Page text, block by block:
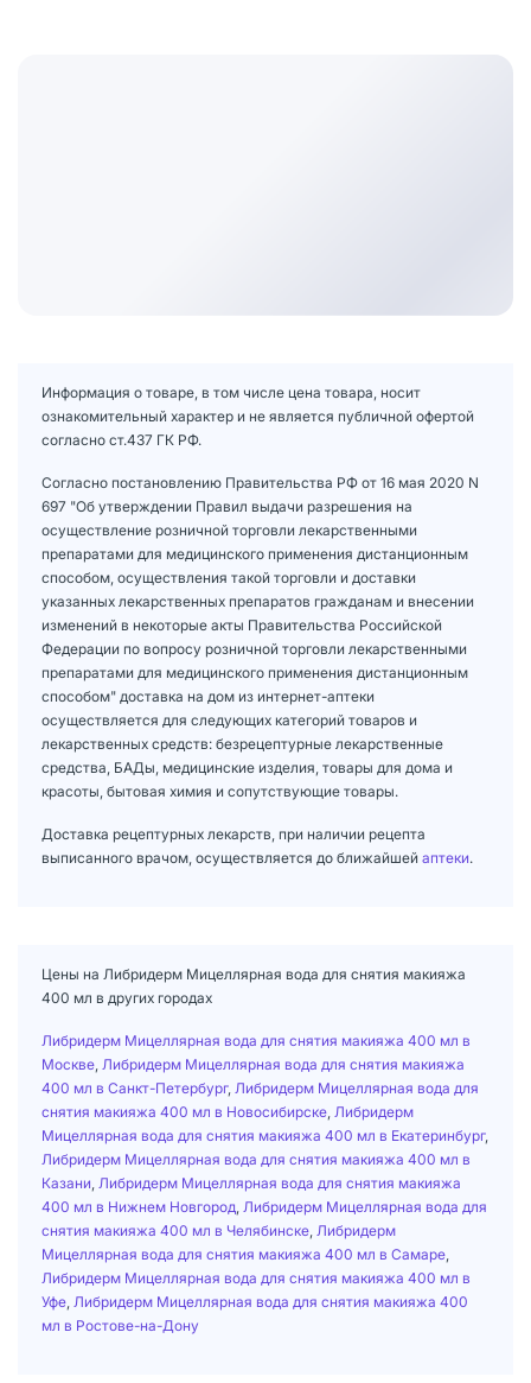
Информация о товаре, в том числе цена товара, носит
ознакомительный характер и не является публичной офертой
согласно ст.437 ГК РФ.
Согласно постановлению Правительства РФ от 16 мая 2020 N
697 "Об утверждении Правил выдачи разрешения на
осуществление розничной торговли лекарственными
препаратами для медицинского применения дистанционным
способом, осуществления такой торговли и доставки
указанных лекарственных препаратов гражданам и внесении
изменений в некоторые акты Правительства Российской
Федерации по вопросу розничной торговли лекарственными
препаратами для медицинского применения дистанционным
способом" доставка на дом из интернет-аптеки
осуществляется для следующих категорий товаров и
лекарственных средств: безрецептурные лекарственные
средства, БАДы, медицинские изделия, товары для дома и
красоты, бытовая химия и сопутствующие товары.
Доставка рецептурных лекарств, при наличии рецепта
выписанного врачом, осуществляется до ближайшей аптеки.
Цены на Либридерм Мицеллярная вода для снятия макияжа
400 мл в других городах
Либридерм Мицеллярная вода для снятия макияжа 400 мл в
Москве Либридерм Мицеллярная вода для снятия макияжа
400 мл в Санкт-Петербург, Либридерм Мицеллярная вода для
снятия макияжа 400 мл в Новосибирске Либридерм
Мицеллярная вода для снятия макияжа 400 мл в Екатеринбург,
Либридерм Мицеллярная вода для снятия макияжа 400 мл в
Казани Либридерм Мицеллярная вода для снятия макияжа
400 мл в Нижнем Новгород Либридерм Мицеллярная вода для
снятия макияжа 400 мл в Челябинске Либридерм
Мицеллярная вода для снятия макияжа 400 мл в Самаре
Либридерм Мицеллярная вода для снятия макияжа 400 мл в
Уфе Либридерм Мицеллярная вода для снятия макияжа 400
мл в Ростове-на-Дону